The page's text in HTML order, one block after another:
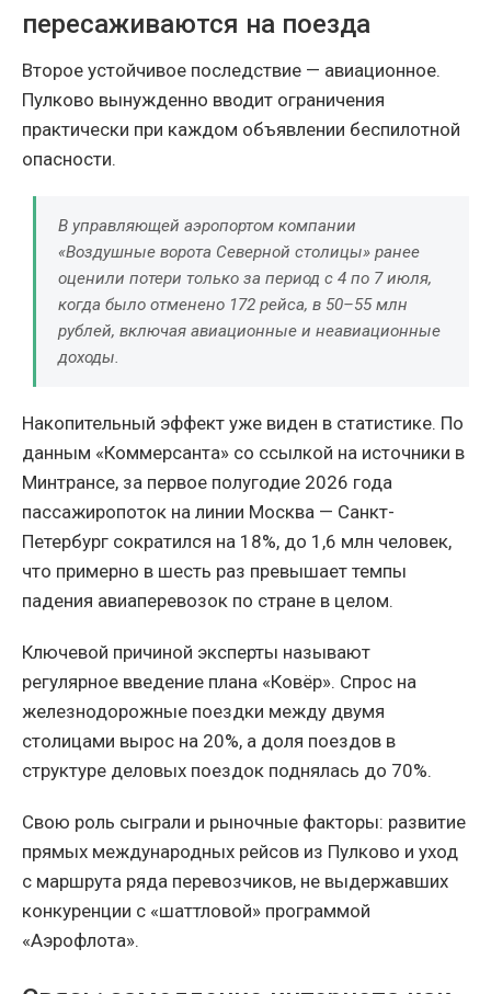
пересаживаются на поезда
Второе устойчивое последствие — авиационное.
Пулково вынужденно вводит ограничения
практически при каждом объявлении беспилотной
опасности.
В управляющей аэропортом компании
«Воздушные ворота Северной столицы» ранее
оценили потери только за период с 4 по 7 июля,
когда было отменено 172 рейса, в 50–55 млн
рублей, включая авиационные и неавиационные
доходы.
Накопительный эффект уже виден в статистике. По
данным «Коммерсанта» со ссылкой на источники в
Минтрансе, за первое полугодие 2026 года
пассажиропоток на линии Москва — Санкт-
Петербург сократился на 18%, до 1,6 млн человек,
что примерно в шесть раз превышает темпы
падения авиаперевозок по стране в целом.
Ключевой причиной эксперты называют
регулярное введение плана «Ковёр». Спрос на
железнодорожные поездки между двумя
столицами вырос на 20%, а доля поездов в
структуре деловых поездок поднялась до 70%.
Свою роль сыграли и рыночные факторы: развитие
прямых международных рейсов из Пулково и уход
с маршрута ряда перевозчиков, не выдержавших
конкуренции с «шаттловой» программой
«Аэрофлота».